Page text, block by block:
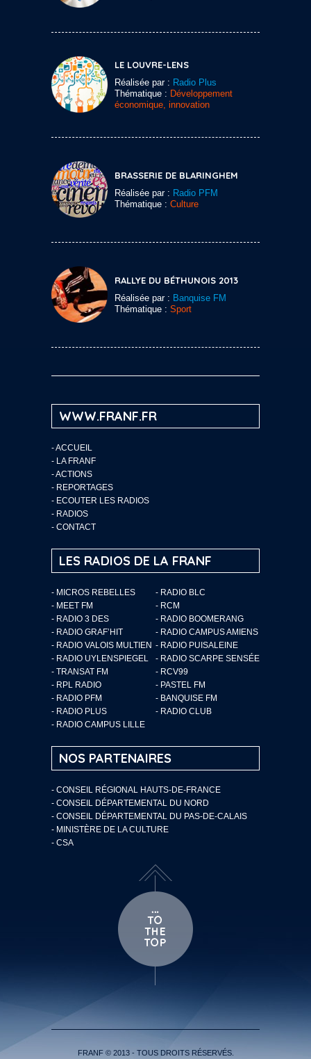
LE LOUVRE-LENS
Réalisée par : Radio Plus
Thématique : Développement
économique, innovation
BRASSERIE DE BLARINGHEM
Réalisée par : Radio PFM
Thématique : Culture
RALLYE DU BÉTHUNOIS 2013
Réalisée par : Banquise FM
Thématique : Sport
WWW.FRANF.FR
-ACCUEIL
- LA FRANF
-ACTIONS
- REPORTAGES
- ECOUTER LES RADIOS
- RADIOS
- CONTACT
LES RADIOS DE LA FRANF
- MICROS REBELLES
- RADIO BLC
- MEET FM
- RCM
- RADIO 3 DES
- RADIO BOOMERANG
- RADIO GRAF’HIT
- RADIO CAMPUS AMIENS
- RADIO VALOIS MULTIEN - RADIO PUISALEINE
- RADIO UYLENSPIEGEL
- RADIO SCARPE SENSÉE
- TRANSAT FM
- RCV99
- RPL RADIO
- PASTEL FM
- RADIO PFM
- BANQUISE FM
- RADIO PLUS
- RADIO CLUB
- RADIO CAMPUS LILLE
NOS PARTENAIRES
- CONSEIL RÉGIONAL HAUTS-DE-FRANCE
- CONSEIL DÉPARTEMENTAL DU NORD
- CONSEIL DÉPARTEMENTAL DU PAS-DE-CALAIS
- MINISTÈRE DE LA CULTURE
- CSA
FRANF © 2013 - TOUS DROITS RÉSERVÉS.